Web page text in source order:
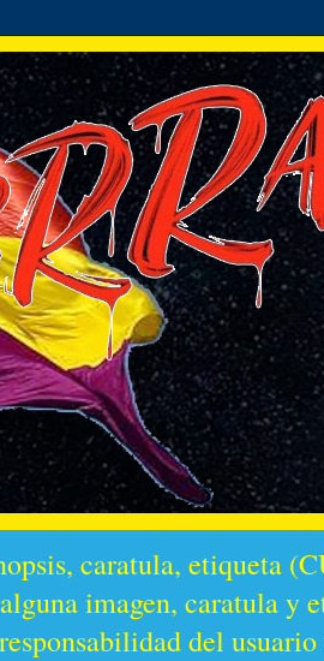
caratula, etiqueta
imagen, caratula y
del